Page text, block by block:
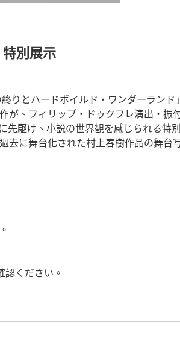
別展示
りとハードボイルド・ワンダーランド
が、フィリップ・ドゥクフレ演出・振
先駆け、小説の世界観を感じられる特
去に舞台化された村上春樹作品の舞台
認ください。